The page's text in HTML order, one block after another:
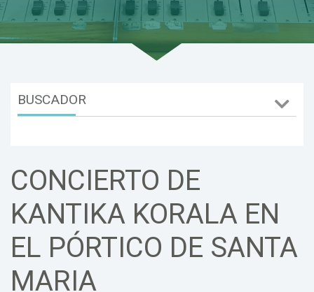
BUSCADOR
CONCIERTO DE
KANTIKA KORALA EN
EL PÓRTICO DE SANTA
MARIA